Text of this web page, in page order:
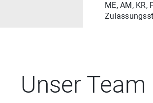
ME, AM, KR,
Unser Team